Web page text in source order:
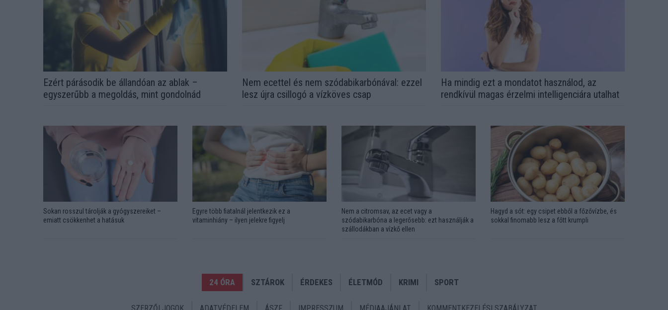
Ezért párásodik be állandóan az ablak –
egyszerűbb a megoldás, mint gondolnád
Nem ecettel és nem szódabikarbónával: ezzel
lesz újra csillogó a vízköves csap
Ha mindig ezt a mondatot használod, az
rendkívül magas érzelmi intelligenciára utalhat
Sokan rosszul tárolják a gyógyszereiket –
emiatt csökkenhet a hatásuk
Egyre több fiatalnál jelentkezik ez a
vitaminhiány – ilyen jelekre figyelj
Nem a citromsav, az ecet vagy a
szódabikarbóna a legerősebb: ezt használják a
szállodákban a vízkő ellen
Hagyd a sót: egy csipet ebből a főzővízbe, és
sokkal finomabb lesz a főtt krumpli
24 ÓRA SZTÁROK ÉRDEKES ÉLETMÓD KRIMI SPORT